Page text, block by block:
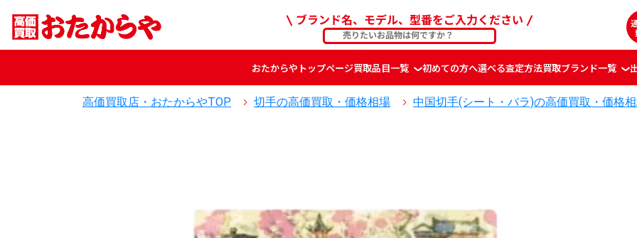
ブランド名、モデル、型番をご入力ください
おたからや トップページ買取品目一覧 初めての方へ選べる査定方法買取ブランド一覧
高価買取店・おたからやTOP 切手の高価買取・価格相場 中国切手(シート・バラ)の高価買取・価格